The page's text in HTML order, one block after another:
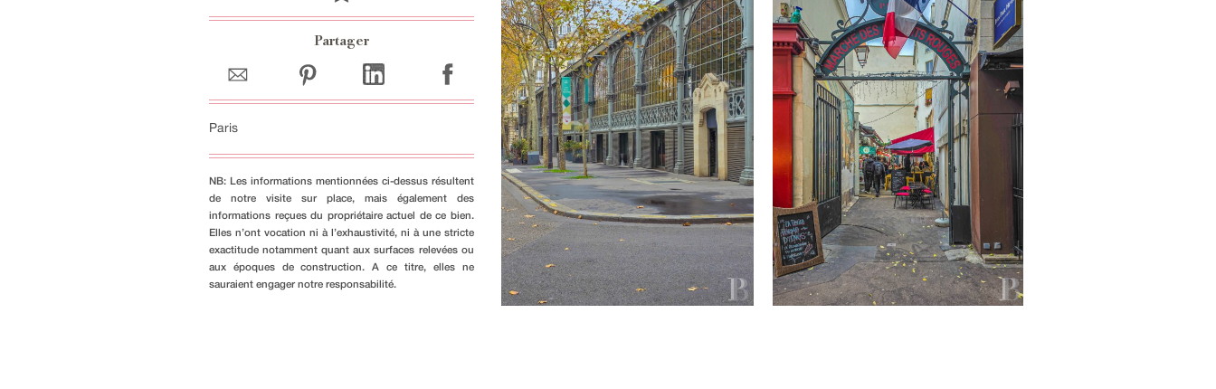
Partager
Paris
NB: Les informations mentionnées ci-dessus résultent
de notre visite sur place, mais également des
informations reçues du propriétaire actuel de ce bien.
Elles n’ont vocation ni à l’exhaustivité, ni à une stricte
exactitude notamment quant aux surfaces relevées ou
aux époques de construction. A ce titre, elles ne
sauraient engager notre responsabilité.